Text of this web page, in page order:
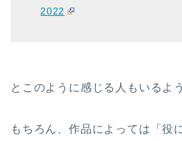
2022
とこのように感じる人もいるよ
もちろん、作品によっては「役